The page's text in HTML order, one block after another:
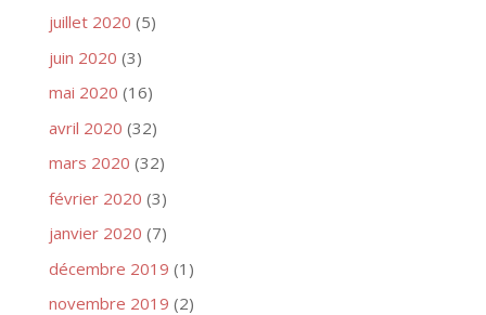
juillet 2020 (5)
juin 2020 (3)
mai 2020 (16)
avril 2020 (32)
mars 2020 (32)
février 2020 (3)
janvier 2020 (7)
décembre 2019 (1)
novembre 2019 (2)